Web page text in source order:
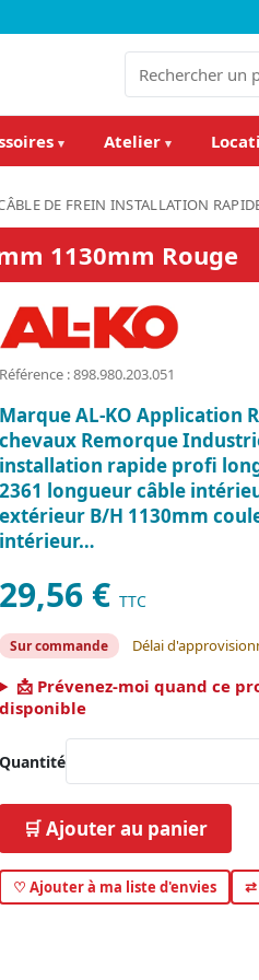
▾ Atelier ▾
DE FREIN INSTALLATION
1130mm Rouge
Référence : 898.980.203.051
Marque AL-KO Application
chevaux Remorque
installation rapide profi
2361 longueur câble
extérieur B/H 1130mm
intérieur…
29,56 € TTC
Sur commande Délai
📩 Prévenez-moi quand ce
disponible
Quantité
🛒 Ajouter au panier
♡ Ajouter à ma liste d'envies ⇄